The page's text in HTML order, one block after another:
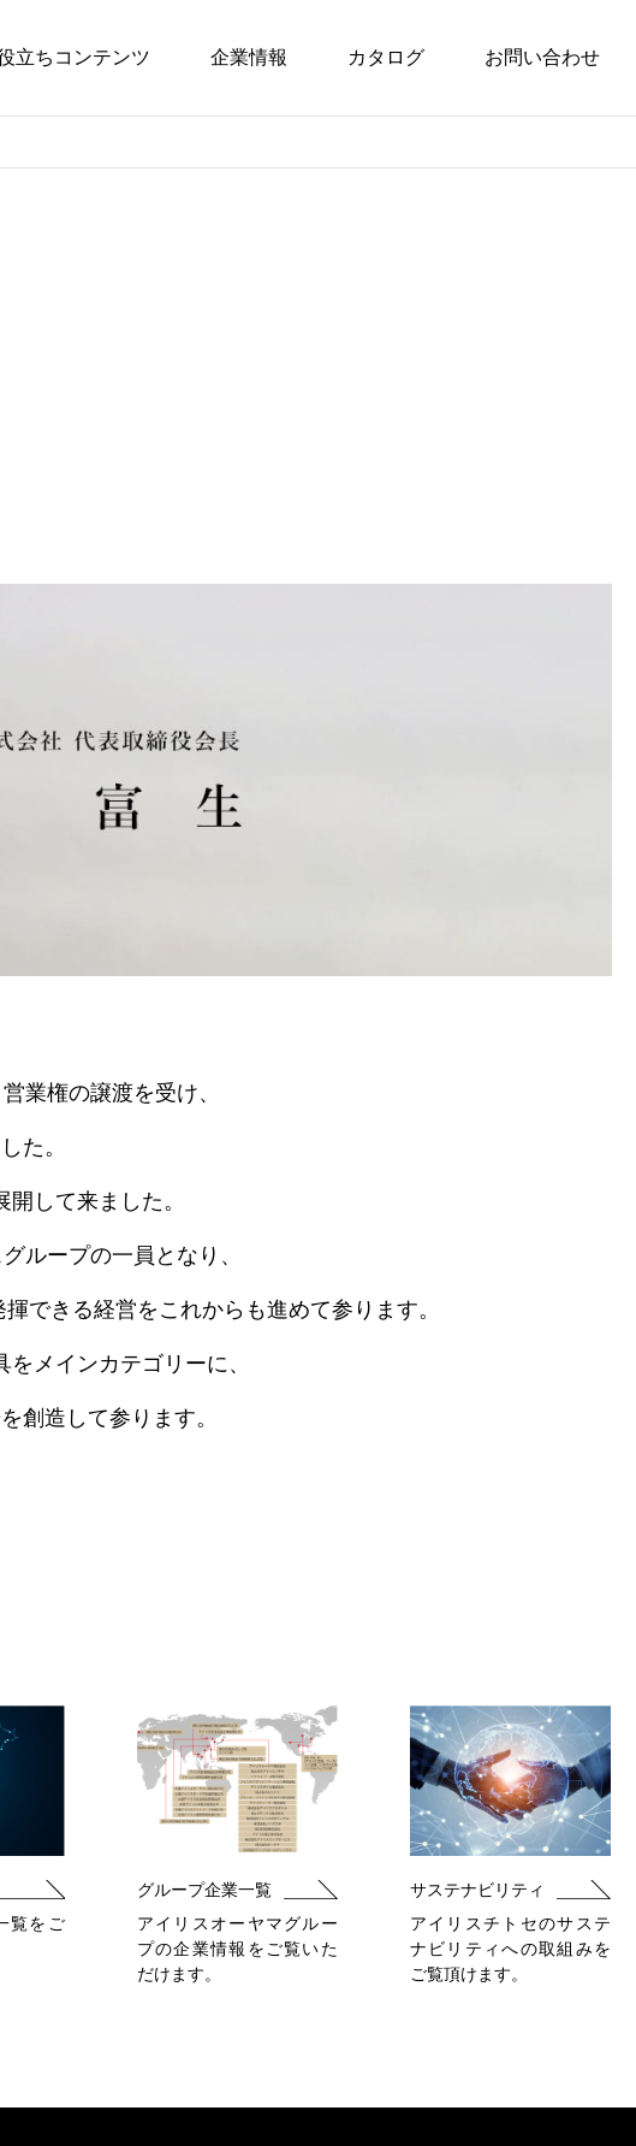
立ちコンテンツ 企業情報 カタログ お問い合わせ
業権の譲渡を受け、
た。
して来ました。
ループの一員となり、
できる経営をこれからも進めて参ります。
メインカテゴリーに、
創造して参ります。
覧をご
グループ企業一覧
アイリスオーヤマグルー
プの企業情報をご覧いた
だけます。
サステナビリティ
アイリスチトセのサステ
ナビリティへの取組みを
ご覧頂けます。